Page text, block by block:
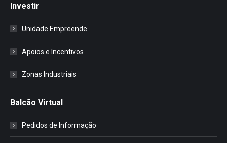
Investir
Unidade Empreende
Apoios e Incentivos
Zonas Industriais
Balcão Virtual
Pedidos de Informação